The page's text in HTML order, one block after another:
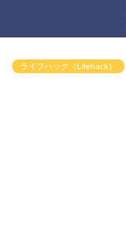
ライフハック（Lifehack）